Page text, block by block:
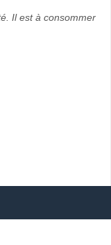
Il est à consommer